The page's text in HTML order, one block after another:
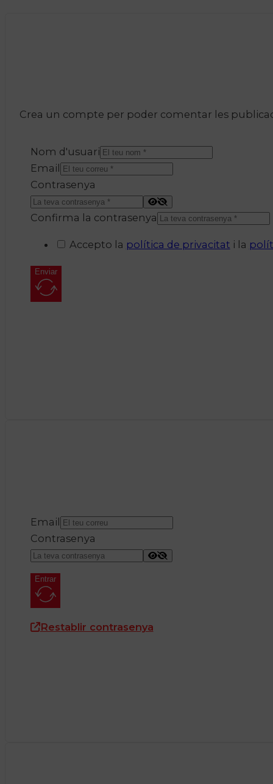
Crea un compte per poder comentar les
Nom d'usuari
Email
Contrasenya
Confirma la contrasenya
Accepto la política de privacitat i la
Enviar
Email
Contrasenya
Entrar
Restablir contrasenya